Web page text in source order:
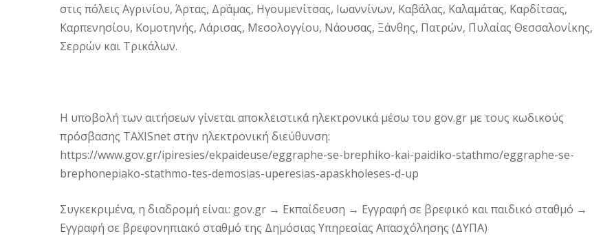
στις πόλεις Αγρινίου, Άρτας, Δράμας, Ηγουμενίτσας, Ιωαννίνων, Καβάλας, Καλαμάτας, Καρδίτσας,
Καρπενησίου, Κομοτηνής, Λάρισας, Μεσολογγίου, Νάουσας, Ξάνθης, Πατρών, Πυλαίας Θεσσαλονίκης,
Σερρών και Τρικάλων.
Η υποβολή των αιτήσεων γίνεται αποκλειστικά ηλεκτρονικά μέσω του gov.gr με τους κωδικούς
πρόσβασης TAXISnet στην ηλεκτρονική διεύθυνση:
https://www.gov.gr/ipiresies/ekpaideuse/eggraphe-se-brephiko-kai-paidiko-stathmo/eggraphe-se-
brephonepiako-stathmo-tes-demosias-uperesias-apaskholeses-d-up
Συγκεκριμένα, η διαδρομή είναι: gov.gr → Εκπαίδευση → Εγγραφή σε βρεφικό και παιδικό σταθμό →
Εγγραφή σε βρεφονηπιακό σταθμό της Δημόσιας Υπηρεσίας Απασχόλησης (ΔΥΠΑ)